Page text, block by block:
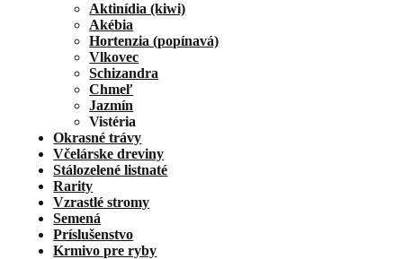
Aktinídia (kiwi)
Akébia
Hortenzia (popínavá)
Vlkovec
Schizandra
Chmeľ
Jazmín
Vistéria
Okrasné trávy
Včelárske dreviny
Stálozelené listnaté
Rarity
Vzrastlé stromy
Semená
Príslušenstvo
Krmivo pre ryby